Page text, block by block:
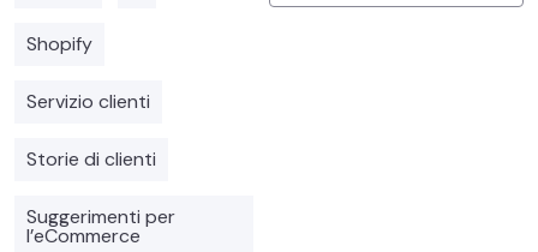
Shopify
Servizio clienti
Storie di clienti
Suggerimenti per
l’eCommerce